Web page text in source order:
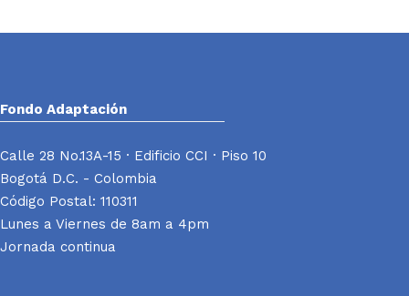
Fondo Adaptación
Calle 28 No.13A-15 · Edificio CCI · Piso 10
Bogotá D.C. - Colombia
Código Postal: 110311
Lunes a Viernes de 8am a 4pm
Jornada continua